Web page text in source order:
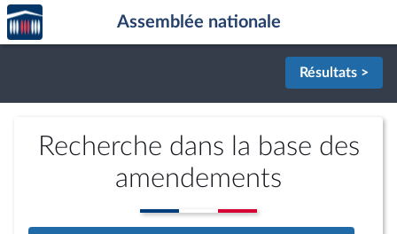
Aller au contenu
Aller en bas de la page
Accèder
à la
page
Assemblée nationale
Résultats >
Recherche dans la base des
amendements